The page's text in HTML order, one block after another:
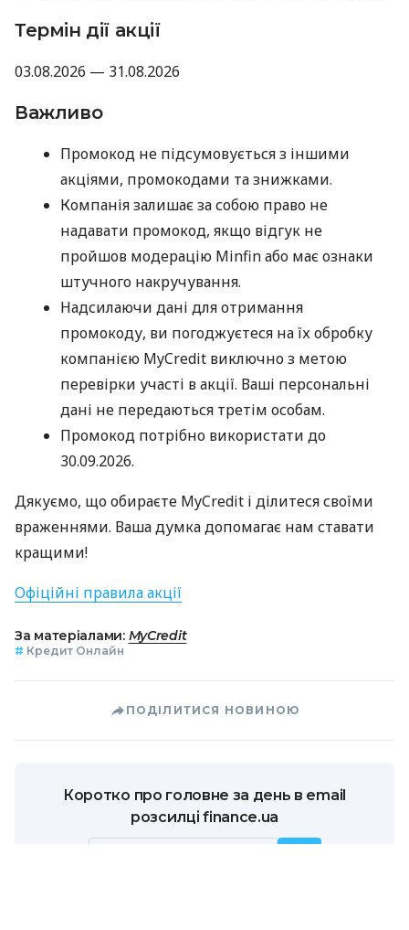
Термін дії акції
03.08.2026 — 31.08.2026
Важливо
Промокод не підсумовується з іншими
акціями, промокодами та знижками.
Компанія залишає за собою право не
надавати промокод, якщо відгук не
пройшов модерацію Minfin або має ознаки
штучного накручування.
Надсилаючи дані для отримання
промокоду, ви погоджуєтеся на їх обробку
компанією MyCredit виключно з метою
перевірки участі в акції. Ваші персональні
дані не передаються третім особам.
Промокод потрібно використати до
30.09.2026.
Дякуємо, що обираєте MyCredit і ділитеся своїми
враженнями. Ваша думка допомагає нам ставати
кращими!
Офіційні правила акції
За матеріалами: MyCredit
# Кредит Онлайн
ПОДІЛИТИСЯ НОВИНОЮ
Коротко про головне за день в email
розсилці finance.ua